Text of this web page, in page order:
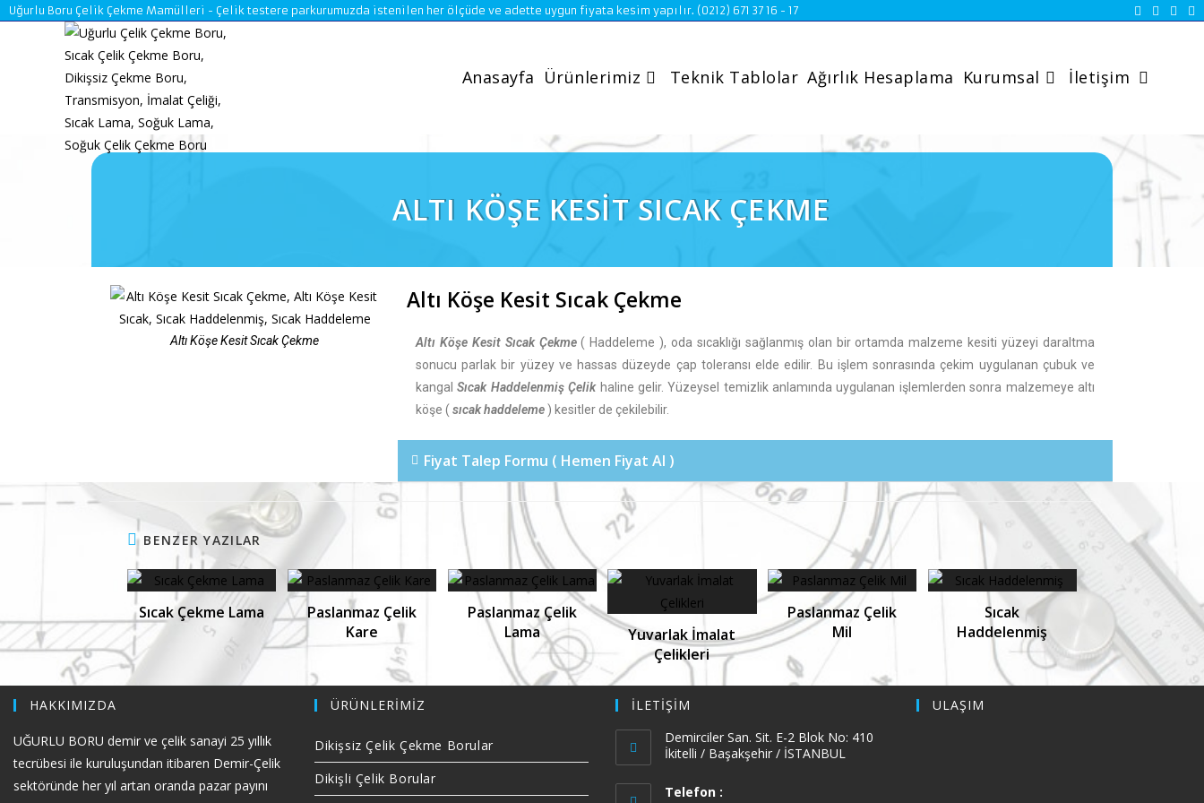
Uğurlu Boru Çelik Çekme Mamülleri - Çelik testere parkurumuzda istenilen her ölçüde ve adette uygun fiyata kesim yapılır. (0212) 671 37 16 - 17
Anasayfa Ürünlerimiz Teknik Tablolar Ağırlık Hesaplama Kurumsal İletişim
ALTI KÖŞE KESİT SICAK ÇEKME
Altı Köşe Kesit Sıcak Çekme​
Altı Köşe Kesit Sıcak Çekme
Altı Köşe Kesit Sıcak Çekme( Haddeleme ), oda sıcaklığı sağlanmış olan bir ortamda malzeme kesiti yüzeyi daraltma
sonucu parlak bir yüzey ve hassas düzeyde çap toleransı elde edilir. Bu işlem sonrasında çekim uygulanan çubuk ve
kangalSıcak Haddelenmiş Çelikhaline gelir. Yüzeysel temizlik anlamında uygulanan işlemlerden sonra malzemeye altı
köşe ( sıcak haddeleme ) kesitler de çekilebilir.
Fiyat Talep Formu ( Hemen Fiyat Al )
BENZER YAZILAR
Sıcak Çekme Lama
Paslanmaz Çelik
Kare
Paslanmaz Çelik
Lama
Yuvarlak İmalat
Çelikleri
Paslanmaz Çelik
Mil
Sıcak
Haddelenmiş
HAKKIMIZDA
UĞURLU BORU demir ve çelik sanayi 25 yıllık
tecrübesi ile kuruluşundan itibaren Demir-Çelik
sektöründe her yıl artan oranda pazar payını
ÜRÜNLERİMİZ
Dikişsiz Çelik Çekme Borular
Dikişli Çelik Borular
İLETİŞİM
Demirciler San. Sit. E-2 Blok No: 410
İkitelli / Başakşehir / İSTANBUL
Telefon :
ULAŞIM